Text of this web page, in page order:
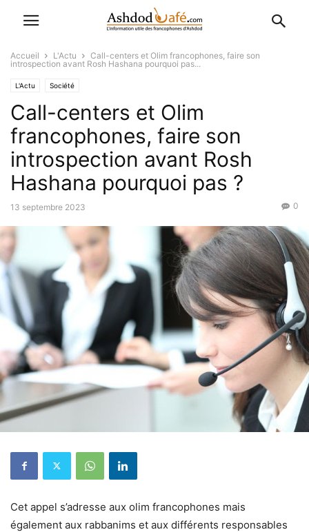
Accueil L'Actu
Call-centers et Olim francophones, faire son
introspection avant Rosh Hashana pourquoi pas...
L'Actu Société
Call-centers et Olim
francophones, faire son
introspection avant Rosh
Hashana pourquoi pas ?
13 septembre 2023 0
Cet appel s’adresse aux olim francophones mais
également aux rabbanims et aux différents responsables